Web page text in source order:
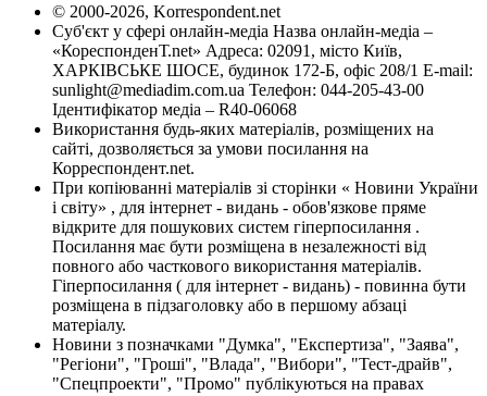
© 2000-2026, Korrespondent.net
Суб'єкт у сфері онлайн-медіа Назва онлайн-медіа –
«КореспонденТ.net» Адреса: 02091, місто Київ,
ХАРКІВСЬКЕ ШОСЕ, будинок 172-Б, офіс 208/1 E-mail:
sunlight@mediadim.com.ua Телефон: 044-205-43-00
Ідентифікатор медіа – R40-06068
Використання будь-яких матеріалів, розміщених на
сайті, дозволяється за умови посилання на
Корреспондент.net.
При копіюванні матеріалів зі сторінки « Новини України
і світу» , для інтернет - видань - обов'язкове пряме
відкрите для пошукових систем гіперпосилання .
Посилання має бути розміщена в незалежності від
повного або часткового використання матеріалів.
Гіперпосилання ( для інтернет - видань) - повинна бути
розміщена в підзаголовку або в першому абзаці
матеріалу.
Новини з позначками "Думка", "Експертиза", "Заява",
"Регіони", "Гроші", "Влада", "Вибори", "Тест-драйв",
"Спецпроекти", "Промо" публікуються на правах